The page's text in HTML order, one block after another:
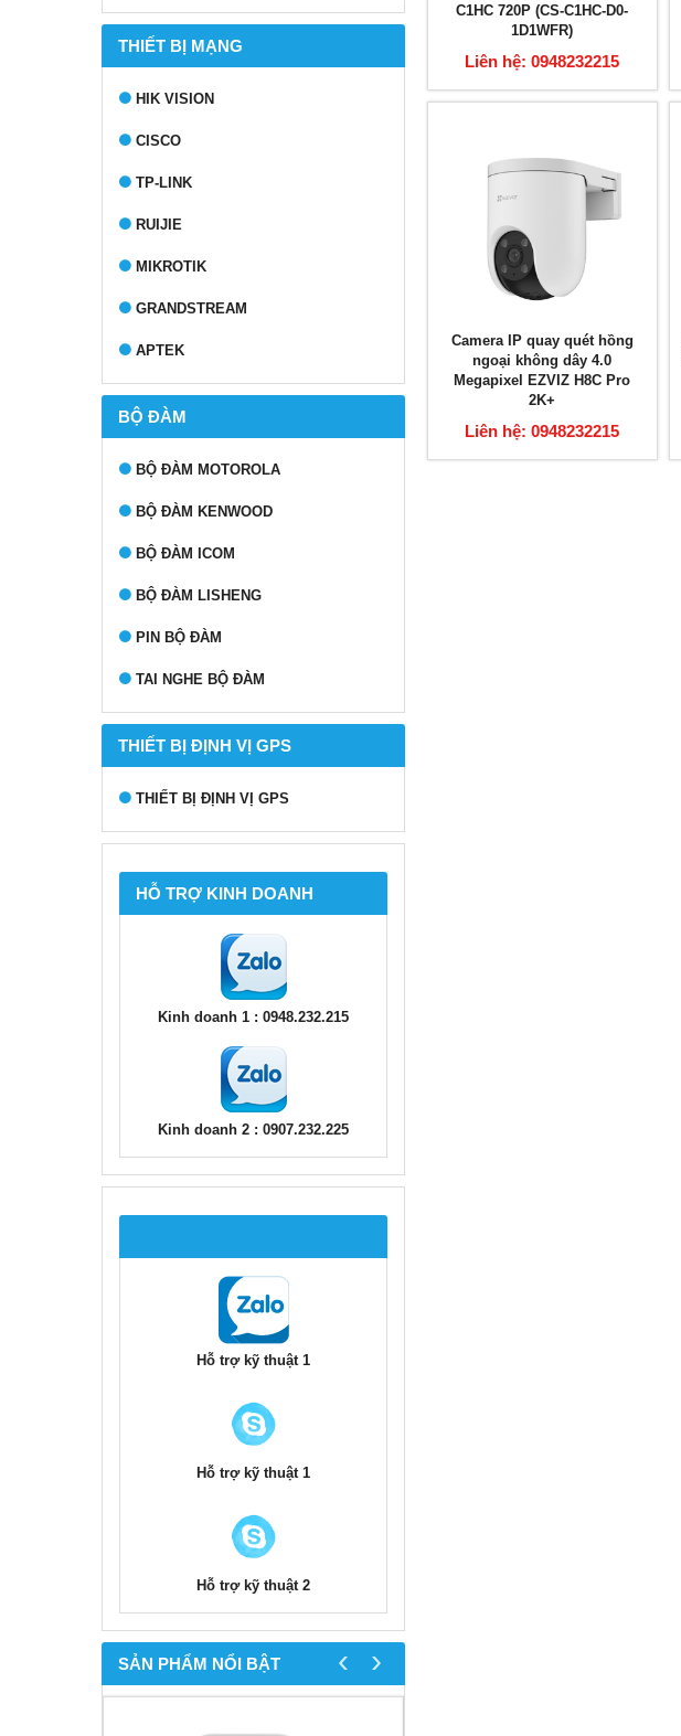
THIẾT BỊ MẠNG
HIK VISION
CISCO
TP-LINK
RUIJIE
MIKROTIK
GRANDSTREAM
APTEK
BỘ ĐÀM
BỘ ĐÀM MOTOROLA
BỘ ĐÀM KENWOOD
BỘ ĐÀM ICOM
BỘ ĐÀM LISHENG
PIN BỘ ĐÀM
TAI NGHE BỘ ĐÀM
THIẾT BỊ ĐỊNH VỊ GPS
THIẾT BỊ ĐỊNH VỊ GPS
HỖ TRỢ KINH DOANH
Kinh doanh 1 : 0948.232.215
Kinh doanh 2 : 0907.232.225
Hỗ trợ kỹ thuật 1
Hỗ trợ kỹ thuật 1
Hỗ trợ kỹ thuật 2
SẢN PHẨM NỔI BẬT ‹ ›
C1HC 720P (CS-C1HC-D0-
1D1WFR)
Liên hệ: 0948232215
Camera IP quay quét hồng
ngoại không dây 4.0
Megapixel EZVIZ H8C Pro
2K+
Liên hệ: 0948232215